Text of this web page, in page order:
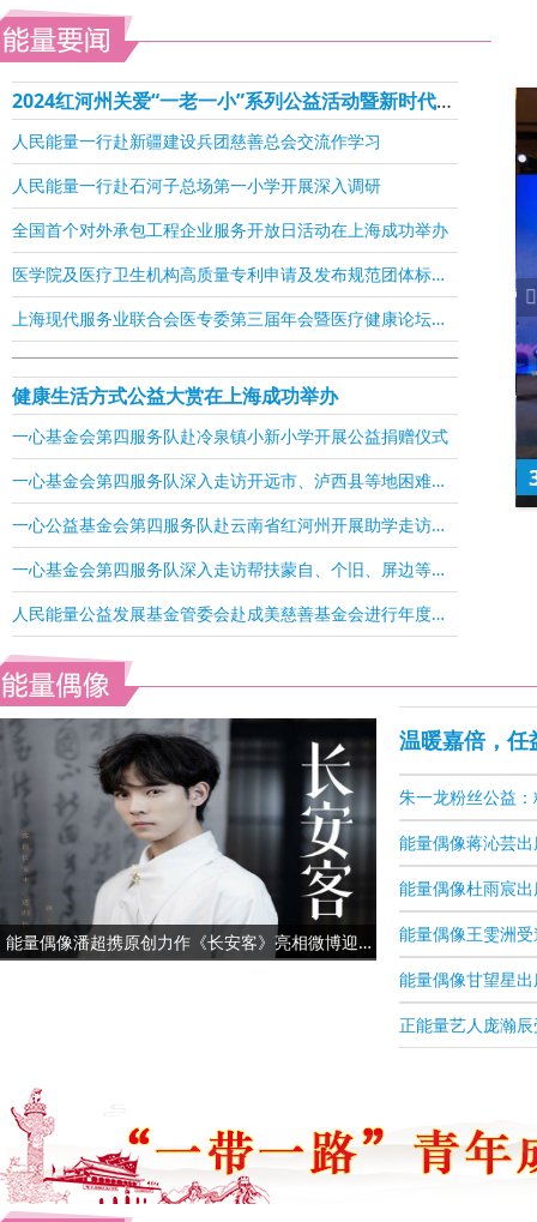
2024红河州关爱“一老一小”系列公益活动暨新时代文明实践新生活·新风尚系列活动正式启动
人民能量一行赴新疆建设兵团慈善总会交流作学习
人民能量一行赴石河子总场第一小学开展深入调研
全国首个对外承包工程企业服务开放日活动在上海成功举办
医学院及医疗卫生机构高质量专利申请及发布规范团体标准正式发布
上海现代服务业联合会医专委第三届年会暨医疗健康论坛在沪召开
健康生活方式公益大赏在上海成功举办
一心基金会第四服务队赴冷泉镇小新小学开展公益捐赠仪式
一心基金会第四服务队深入走访开远市、泸西县等地困难学子
一心公益基金会第四服务队赴云南省红河州开展助学走访实地调研
一心基金会第四服务队深入走访帮扶蒙自、个旧、屏边等地困难学子
人民能量公益发展基金管委会赴成美慈善基金会进行年度工作汇报
业联合会医专委第三届年会暨医疗健康论坛在沪召开
能量偶像潘超携原创力作《长安客》亮相微博迎新之夜
朱一龙粉丝公益
能量偶像王雯洲
能量偶像甘望星